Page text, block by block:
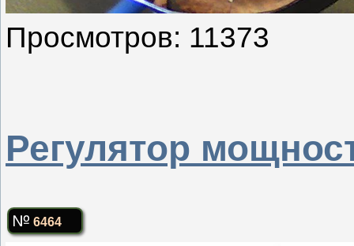
Просмотров: 11373
Регулятор
6464